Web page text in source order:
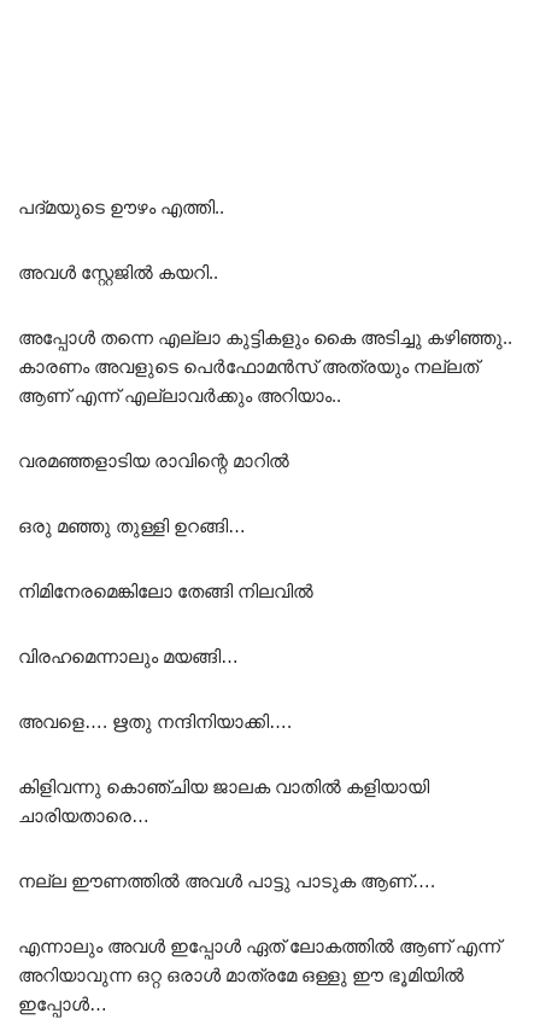
പദ്മയുടെ ഊഴം എത്തി..
അവൾ സ്റ്റേജിൽ കയറി..
അപ്പോൾ തന്നെ എല്ലാ കുട്ടികളും കൈ അടിച്ചു കഴിഞ്ഞു..
കാരണം അവളുടെ പെർഫോമൻസ് അത്രയും നല്ലത്
ആണ് എന്ന് എല്ലാവർക്കും അറിയാം..
വരമഞ്ഞളാടിയ രാവിന്റെ മാറിൽ
ഒരു മഞ്ഞു തുള്ളി ഉറങ്ങി…
നിമിനേരമെങ്കിലോ തേങ്ങി നിലവിൽ
വിരഹമെന്നാലും മയങ്ങി…
അവളെ…. ഋതു നന്ദിനിയാക്കി….
കിളിവന്നു കൊഞ്ചിയ ജാലക വാതിൽ കളിയായി
ചാരിയതാരെ…
നല്ല ഈണത്തിൽ അവൾ പാട്ടു പാടുക ആണ്….
എന്നാലും അവൾ ഇപ്പോൾ ഏത് ലോകത്തിൽ ആണ് എന്ന്
അറിയാവുന്ന ഒറ്റ ഒരാൾ മാത്രമേ ഒള്ളു ഈ ഭൂമിയിൽ
ഇപ്പോൾ…